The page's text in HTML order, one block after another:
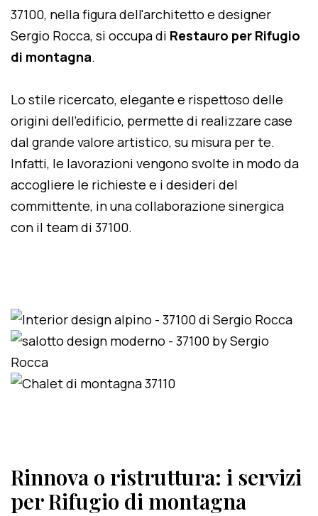
37100, nella figura dell'architetto e designer
Sergio Rocca, si occupa di Restauro per Rifugio
di montagna.
Lo stile ricercato, elegante e rispettoso delle
origini dell'edificio, permette di realizzare case
dal grande valore artistico, su misura per te.
Infatti, le lavorazioni vengono svolte in modo da
accogliere le richieste e i desideri del
committente, in una collaborazione sinergica
con il team di 37100.
Rinnova o ristruttura: i servizi
per Rifugio di montagna